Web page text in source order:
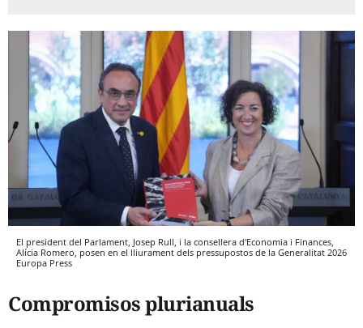
El president del Parlament, Josep Rull, i la consellera d'Economia i Finances,
Alícia Romero, posen en el lliurament dels pressupostos de la Generalitat 2026
Europa Press
Compromisos plurianuals